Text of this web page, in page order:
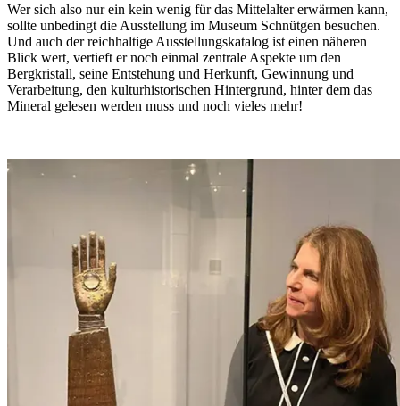
Wer sich also nur ein kein wenig für das Mittelalter erwärmen kann,
sollte unbedingt die Ausstellung im Museum Schnütgen besuchen.
Und auch der reichhaltige Ausstellungskatalog ist einen näheren
Blick wert, vertieft er noch einmal zentrale Aspekte um den
Bergkristall, seine Entstehung und Herkunft, Gewinnung und
Verarbeitung, den kulturhistorischen Hintergrund, hinter dem das
Mineral gelesen werden muss und noch vieles mehr!